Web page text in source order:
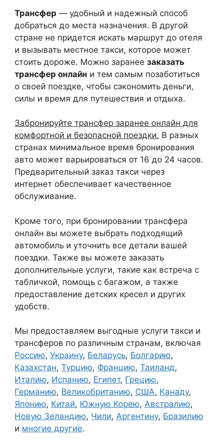
Трансфер — удобный и надежный способ
добраться до места назначения. В другой
стране не придется искать маршрут до отеля
и вызывать местное такси, которое может
стоить дороже. Можно заранее заказать
трансфер онлайн и тем самым позаботиться
о своей поездке, чтобы сэкономить деньги,
силы и время для путешествия и отдыха.
Забронируйте трансфер заранее онлайн для
комфортной и безопасной поездки. В разных
странах минимальное время бронирования
авто может варьироваться от 16 до 24 часов.
Предварительный заказ такси через
интернет обеспечивает качественное
обслуживание.
Кроме того, при бронировании трансфера
онлайн вы можете выбрать подходящий
автомобиль и уточнить все детали вашей
поездки. Также вы можете заказать
дополнительные услуги, такие как встреча с
табличкой, помощь с багажом, а также
предоставление детских кресел и других
удобств.
Мы предоставляем выгодные услуги такси и
трансферов по различным странам, включая
Россию, Украину, Беларусь, Болгарию,
Казахстан, Турцию, Францию, Таиланд,
Италию, Испанию, Египет, Грецию,
Германию, Великобританию, США, Канаду,
Японию, Китай, Южную Корею, Австралию,
Новую Зеландию, Чили, Аргентину, Бразилию
и многие другие.